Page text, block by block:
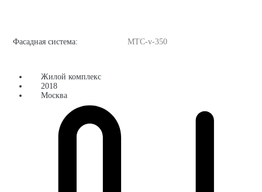
Фасадная система: MTC-v-350
Жилой комплекс
2018
Москва